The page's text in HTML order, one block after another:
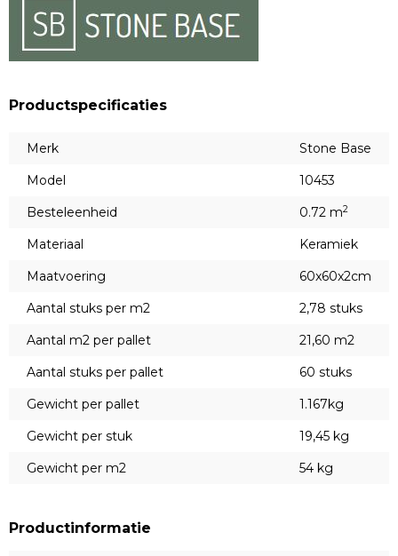
Productspecificaties
Merk
Stone Base
Model
10453
Besteleenheid
0.72 m2
Materiaal
Keramiek
Maatvoering
60x60x2cm
Aantal stuks per m2
2,78 stuks
Aantal m2 per pallet
21,60 m2
Aantal stuks per pallet
60 stuks
Gewicht per pallet
1.167kg
Gewicht per stuk
19,45 kg
Gewicht per m2
54 kg
Productinformatie